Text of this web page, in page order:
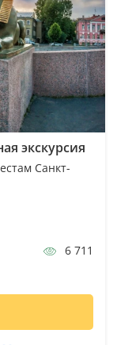
экскурсия
Санкт-
6 711